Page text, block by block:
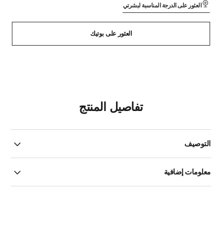
العثور على الدرجة المناسبة لبشرتي
العثور على بوتيك
تفاصيل المنتج
التوصيف
معلومات إضافية